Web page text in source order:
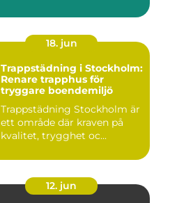
18. jun
Trappstädning i Stockholm:
Renare trapphus för
tryggare boendemiljö
Trappstädning Stockholm är
ett område där kraven på
kvalitet, trygghet oc...
12. jun